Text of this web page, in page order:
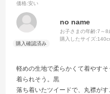
価格:安い
no name
お子さまの年齢:7～8
購入したサイズ:
軽めの生地で柔らかくて着やす
着られそう。黒
落ち着いたツイードで、丸襟がす